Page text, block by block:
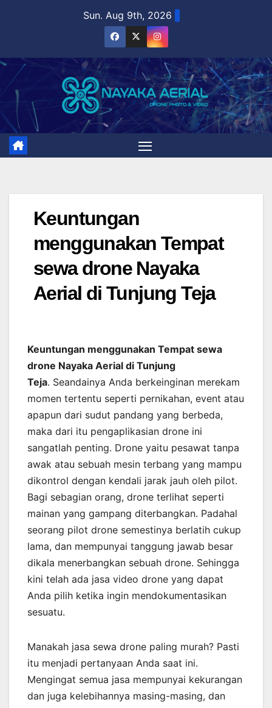
Sun. Aug 9th, 2026
Keuntungan
menggunakan Tempat
sewa drone Nayaka
Aerial di Tunjung Teja
Keuntungan menggunakan Tempat sewa
drone Nayaka Aerial di Tunjung
Teja. Seandainya Anda berkeinginan merekam
momen tertentu seperti pernikahan, event atau
apapun dari sudut pandang yang berbeda,
maka dari itu pengaplikasian drone ini
sangatlah penting. Drone yaitu pesawat tanpa
awak atau sebuah mesin terbang yang mampu
dikontrol dengan kendali jarak jauh oleh pilot.
Bagi sebagian orang, drone terlihat seperti
mainan yang gampang diterbangkan. Padahal
seorang pilot drone semestinya berlatih cukup
lama, dan mempunyai tanggung jawab besar
dikala menerbangkan sebuah drone. Sehingga
kini telah ada jasa video drone yang dapat
Anda pilih ketika ingin mendokumentasikan
sesuatu.
Manakah jasa sewa drone paling murah? Pasti
itu menjadi pertanyaan Anda saat ini.
Mengingat semua jasa mempunyai kekurangan
dan juga kelebihannya masing-masing, dan